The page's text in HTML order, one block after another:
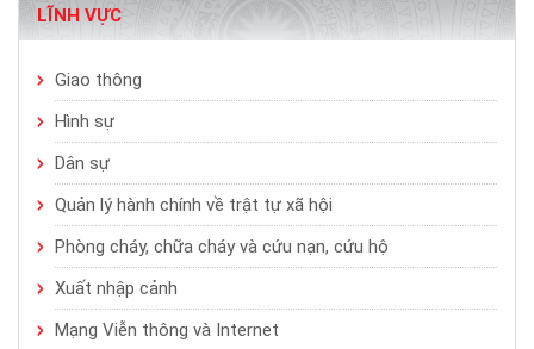
LĨNH VỰC
Giao thông
Hình sự
Dân sự
Quản lý hành chính về trật tự xã hội
Phòng cháy, chữa cháy và cứu nạn, cứu hộ
Xuất nhập cảnh
Mạng Viễn thông và Internet